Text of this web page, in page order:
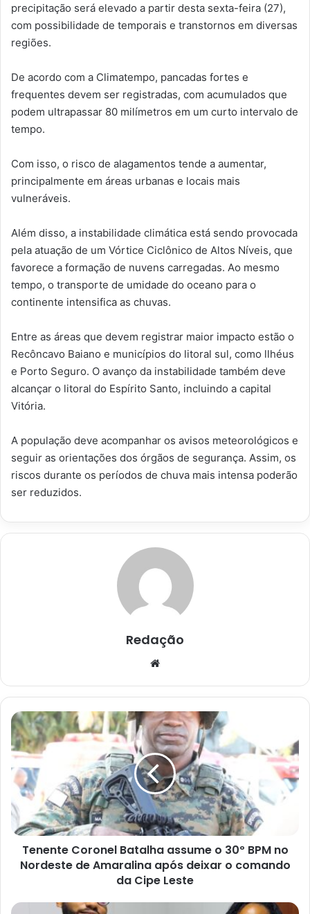
precipitação será elevado a partir desta sexta-feira (27),
com possibilidade de temporais e transtornos em diversas
regiões.
De acordo com a Climatempo, pancadas fortes e
frequentes devem ser registradas, com acumulados que
podem ultrapassar 80 milímetros em um curto intervalo de
tempo.
Com isso, o risco de alagamentos tende a aumentar,
principalmente em áreas urbanas e locais mais
vulneráveis.
Além disso, a instabilidade climática está sendo provocada
pela atuação de um Vórtice Ciclônico de Altos Níveis, que
favorece a formação de nuvens carregadas. Ao mesmo
tempo, o transporte de umidade do oceano para o
continente intensifica as chuvas.
Entre as áreas que devem registrar maior impacto estão o
Recôncavo Baiano e municípios do litoral sul, como llhéus
e Porto Seguro. O avanço da instabilidade também deve
alcançar o litoral do Espírito Santo, incluindo a capital
Vitória.
A população deve acompanhar os avisos meteorológicos e
seguir as orientações dos órgãos de segurança. Assim, os
riscos durante os períodos de chuva mais intensa poderão
ser reduzidos.
Redação
Tenente
Coronel
Batalha
assume
o
30º
BPM
no
Nordeste
Amaralina
o
Tenente Coronel Batalha assume o 30º BPM no
Nordeste de Amaralina após deixar o comando
da Cipe Leste
Prefeitura